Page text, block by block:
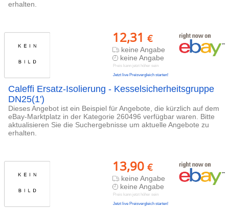
erhalten.
12,31 €
keine Angabe
keine Angabe
Preis kann jetzt höher sein
Jetzt live Preisvergleich starten!
Caleffi Ersatz-Isolierung - Kesselsicherheitsgruppe
DN25(1')
Dieses Angebot ist ein Beispiel für Angebote, die kürzlich auf dem
eBay-Marktplatz in der Kategorie 260496 verfügbar waren. Bitte
aktualisieren Sie die Suchergebnisse um aktuelle Angebote zu
erhalten.
13,90 €
keine Angabe
keine Angabe
Preis kann jetzt höher sein
Jetzt live Preisvergleich starten!